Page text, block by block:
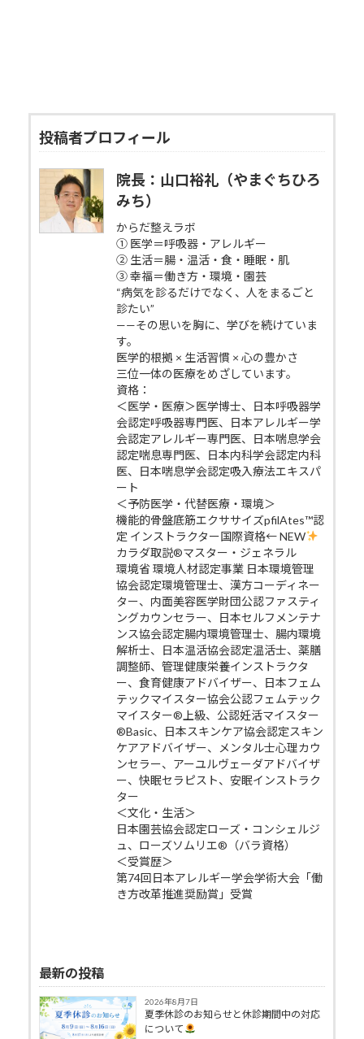
投稿者プロフィール
院長：山口裕礼（やまぐちひろ
みち）
からだ整えラボ
① 医学＝呼吸器・アレルギー
② 生活＝腸・温活・食・睡眠・肌
③ 幸福＝働き方・環境・園芸
“病気を診るだけでなく、人をまるごと
診たい”
——その思いを胸に、学びを続けていま
す。
医学的根拠 × 生活習慣 × 心の豊かさ
三位一体の医療をめざしています。
資格：
＜医学・医療＞医学博士、日本呼吸器学
会認定呼吸器専門医、日本アレルギー学
会認定アレルギー専門医、日本喘息学会
認定喘息専門医、日本内科学会認定内科
医、日本喘息学会認定吸入療法エキスパ
ート
＜予防医学・代替医療・環境＞
機能的骨盤底筋エクササイズpfilAtes™認
定 インストラクター国際資格← NEW
カラダ取説®マスター・ジェネラル
環境省 環境人材認定事業 日本環境管理
協会認定環境管理士、漢方コーディネー
ター、内面美容医学財団公認ファスティ
ングカウンセラー、日本セルフメンテナ
ンス協会認定腸内環境管理士、腸内環境
解析士、日本温活協会認定温活士、薬膳
調整師、管理健康栄養インストラクタ
ー、食育健康アドバイザー、日本フェム
テックマイスター協会公認フェムテック
マイスター®上級、公認妊活マイスター
®Basic、日本スキンケア協会認定スキン
ケアアドバイザー、メンタル士心理カウ
ンセラー、アーユルヴェーダアドバイザ
ー、快眠セラピスト、安眠インストラク
ター
＜文化・生活＞
日本園芸協会認定ローズ・コンシェルジ
ュ、ローズソムリエ®（バラ資格）
＜受賞歴＞
第74回日本アレルギー学会学術大会「働
き方改革推進奨励賞」受賞
最新の投稿
2026年8月7日
夏季休診のお知らせと休診期間中の対応
について